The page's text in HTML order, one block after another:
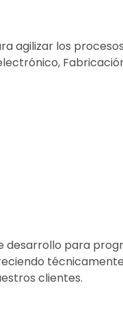
agilizar los procesos
desarrollo para
técnicamente
clientes.